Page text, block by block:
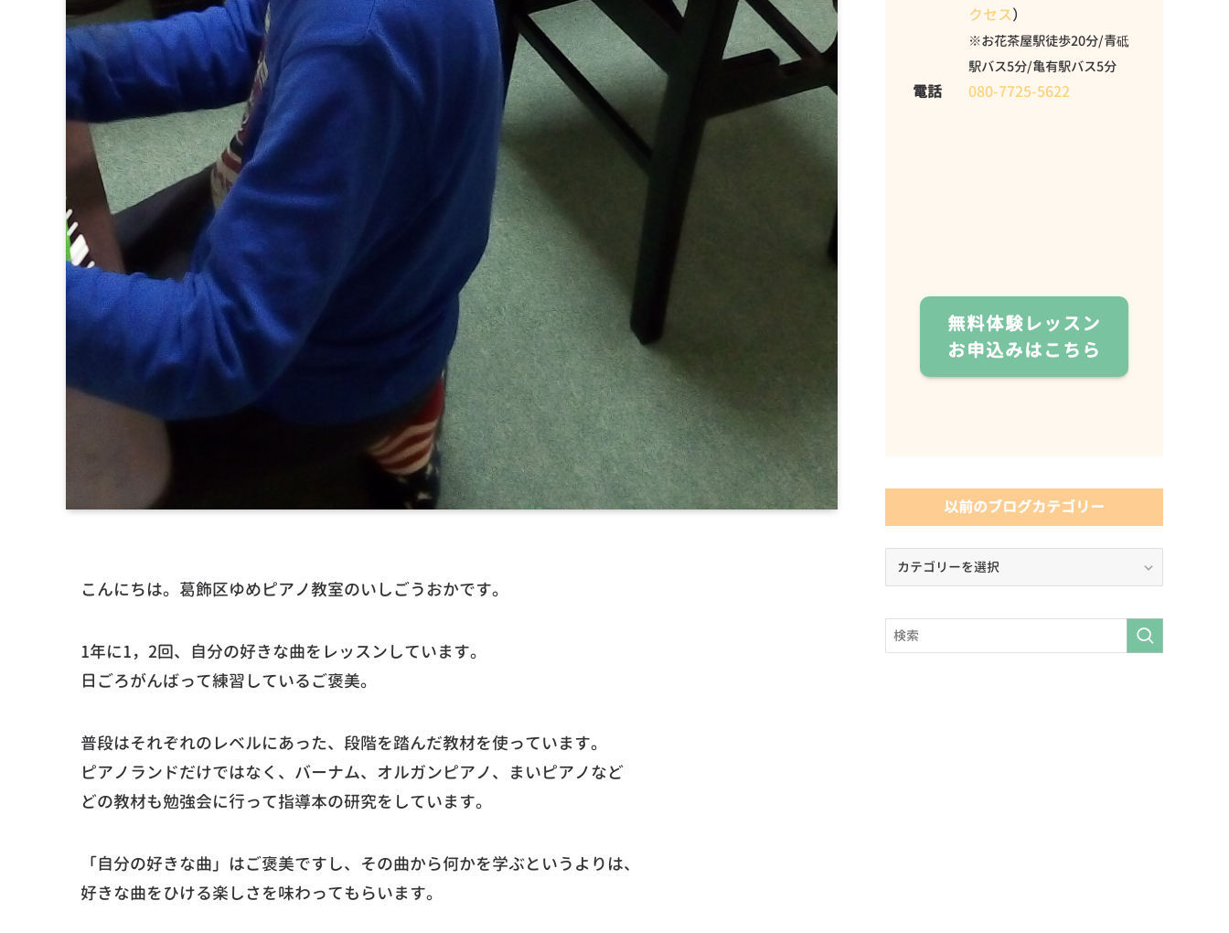
こんにちは。葛飾区ゆめピアノ教室のいしごうおかです。
1年に1，2回、自分の好きな曲をレッスンしています。
日ごろがんばって練習しているご褒美。
普段はそれぞれのレベルにあった、段階を踏んだ教材を使っています。
ピアノランドだけではなく、バーナム、オルガンピアノ、まいピアノなど
どの教材も勉強会に行って指導本の研究をしています。
「自分の好きな曲」はご褒美ですし、その曲から何かを学ぶというよりは、
好きな曲をひける楽しさを味わってもらいます。
クセス）
※お花茶屋駅徒歩20分/青砥
駅バス5分/亀有駅バス5分
電話 080-7725-5622
無料体験レッスン
お申込みはこちら
以前のブログカテゴリー
ブ
ロ
グ